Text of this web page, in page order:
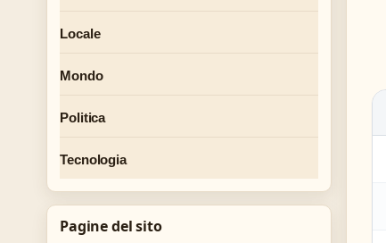
Locale
Mondo
Politica
Tecnologia
Pagine del sito